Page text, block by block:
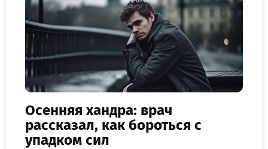
Осенняя хандра: врач
рассказал, как бороться с
упадком сил